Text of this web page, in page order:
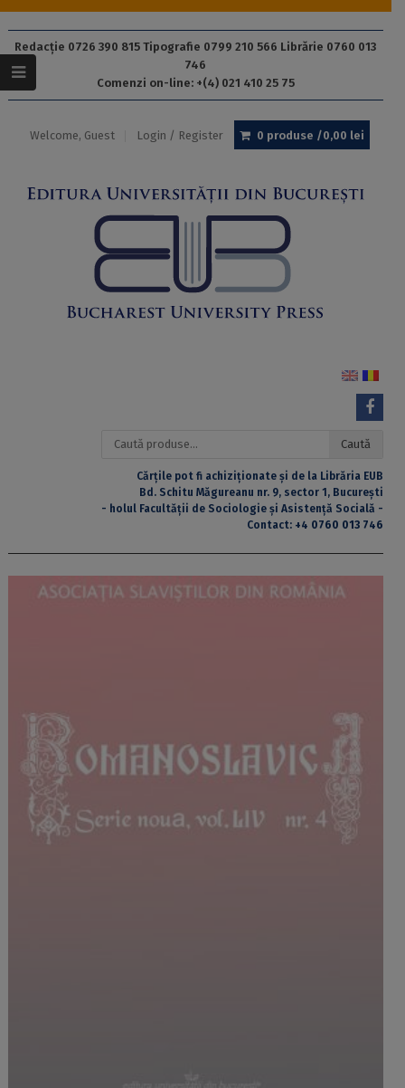
Redacție 0726 390 815 Tipografie 0799 210 566 Librărie 0760 013
746
Comenzi on-line: +(4) 021 410 25 75
Welcome, Guest Login / Register 0 produse /0,00 lei
Caută
Caută
Cărțile pot fi achiziționate și de la Librăria EUB
Bd. Schitu Măgureanu nr. 9, sector 1, București
- holul Facultății de Sociologie și Asistență Socială -
Contact: +4 0760 013 746